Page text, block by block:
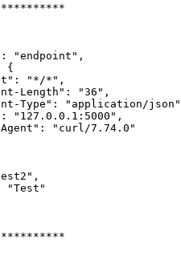
: "endpoint " ,
{
: " */* " ,
Length" : "36 " ,
Type" : " application/json "
: " 127.0.0.1:5000 " ,
: " curl/7.74.0 "
" ,
"Test "